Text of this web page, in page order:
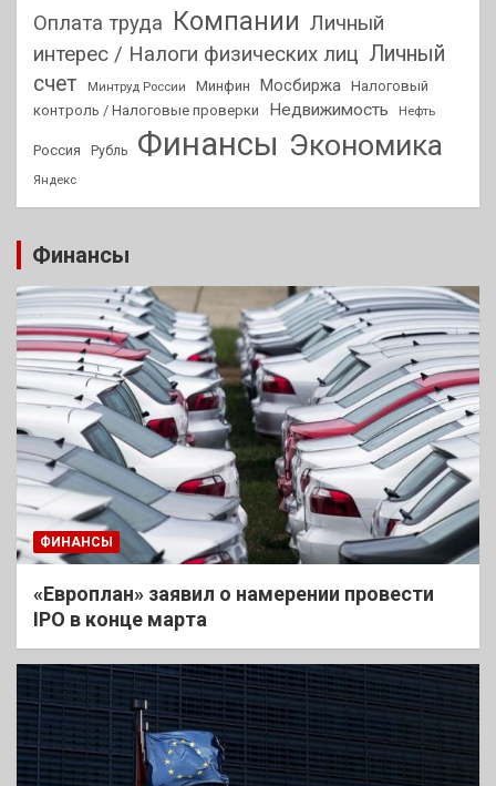
Оплата труда Компании Личный
интерес / Налоги физических лиц Личный
счет
Минтруд России Минфин Мосбиржа Налоговый
контроль / Налоговые проверки
Недвижимость Нефть
Россия Рубль Финансы Экономика
Яндекс
Финансы
ФИНАНСЫ
«Европлан» заявил о намерении провести
IPO в конце марта